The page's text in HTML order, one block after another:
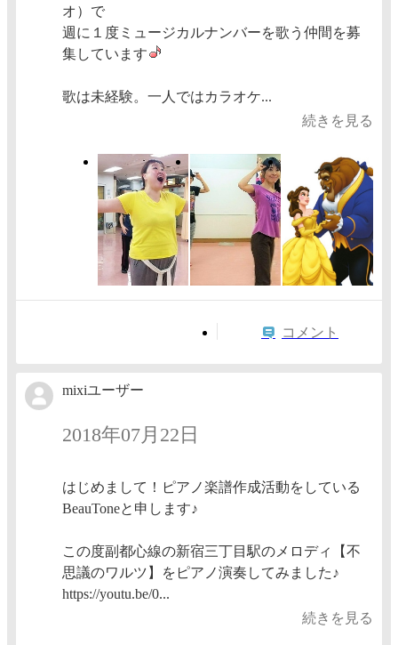
オ）で
週に１度ミュージカルナンバーを歌う仲間を募
集しています
歌は未経験。一人ではカラオケ...
続きを見る
コメント
mixiユーザー
2018年07月22日
はじめまして！ピアノ楽譜作成活動をしている
BeauToneと申します♪
この度副都心線の新宿三丁目駅のメロディ【不
思議のワルツ】をピアノ演奏してみました♪
https://youtu.be/0...
続きを見る